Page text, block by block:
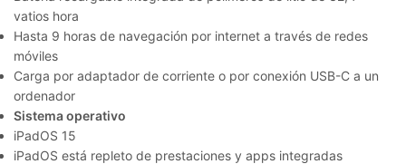
vatios hora
Hasta 9 horas de navegación por internet a través de redes
móviles
Carga por adaptador de corriente o por conexión USB-C a un
ordenador
Sistema operativo
iPadOS 15
iPadOS está repleto de prestaciones y apps integradas